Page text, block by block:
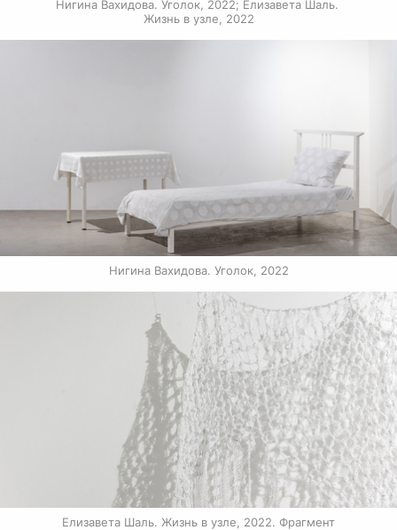
Нигина Вахидова. Уголок, 2022; Елизавета Шаль.
Жизнь в узле, 2022
Нигина Вахидова. Уголок, 2022
Елизавета Шаль. Жизнь в узле, 2022. Фрагмент